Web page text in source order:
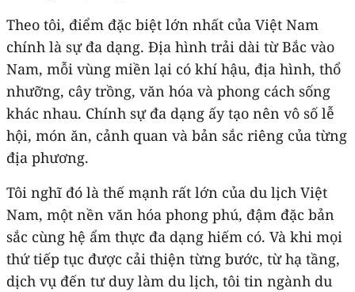
Theo tôi, điểm đặc biệt lớn nhất của Việt Nam
chính là sự đa dạng. Địa hình trải dài từ Bắc vào
Nam, mỗi vùng miền lại có khí hậu, địa hình, thổ
nhưỡng, cây trồng, văn hóa và phong cách sống
khác nhau. Chính sự đa dạng ấy tạo nên vô số lễ
hội, món ăn, cảnh quan và bản sắc riêng của từng
địa phương.
Tôi nghĩ đó là thế mạnh rất lớn của du lịch Việt
Nam, một nền văn hóa phong phú, đậm đặc bản
sắc cùng hệ ẩm thực đa dạng hiếm có. Và khi mọi
thứ tiếp tục được cải thiện từng bước, từ hạ tầng,
dịch vụ đến tư duy làm du lịch, tôi tin ngành du